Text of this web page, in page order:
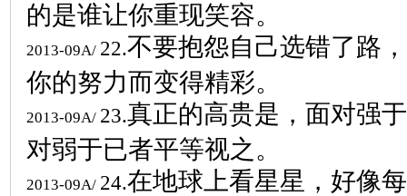
的是谁让你重现笑容。
2013-09A/ 22.不要抱怨自己选错了路
你的努力而变得精彩。
2013-09A/ 23.真正的高贵是，面对强
对弱于已者平等视之。
2013-09A/ 24.在地球上看星星，好像